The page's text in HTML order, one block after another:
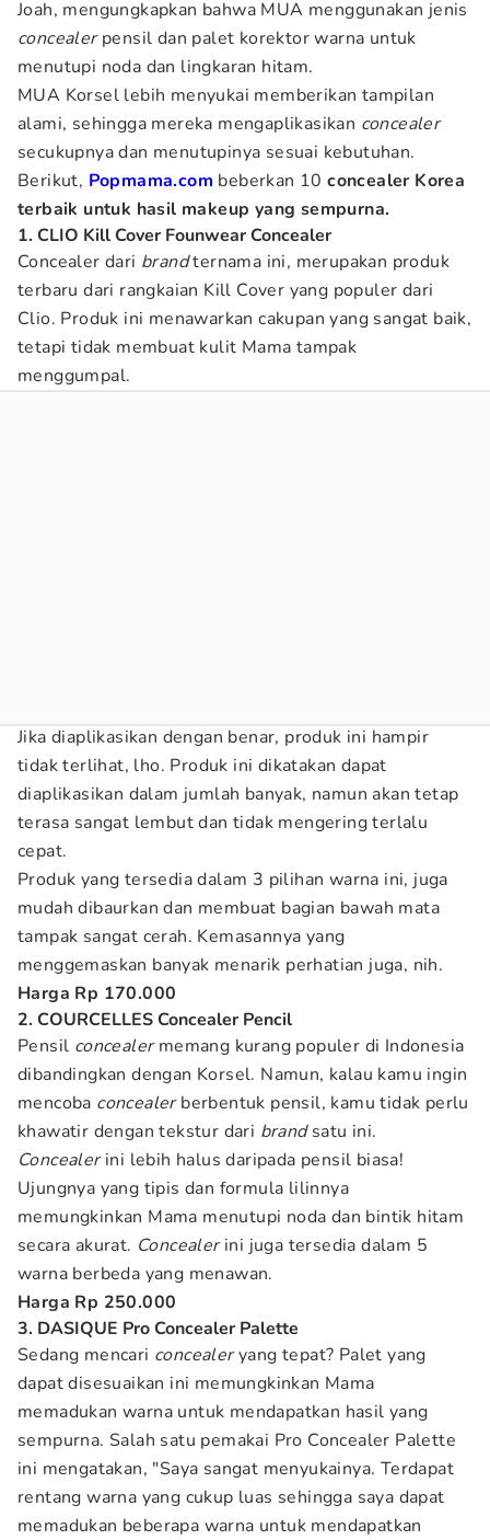
Joah, mengungkapkan bahwa MUA menggunakan jenis
concealerpensil dan palet korektor warna untuk
menutupi noda dan lingkaran hitam.
MUA Korsel lebih menyukai memberikan tampilan
alami, sehingga mereka mengaplikasikan concealer
secukupnya dan menutupinya sesuai kebutuhan.
Berikut, Popmama.com beberkan 10concealer Korea
terbaik untuk hasil makeup yang sempurna.
1. CLIO Kill Cover Founwear Concealer
Concealer dari brandternama ini, merupakan produk
terbaru dari rangkaian Kill Cover yang populer dari
Clio. Produk ini menawarkan cakupan yang sangat baik,
tetapi tidak membuat kulit Mama tampak
menggumpal.
Jika diaplikasikan dengan benar, produk ini hampir
tidak terlihat, lho. Produk ini dikatakan dapat
diaplikasikan dalam jumlah banyak, namun akan tetap
terasa sangat lembut dan tidak mengering terlalu
cepat.
Produk yang tersedia dalam 3 pilihan warna ini, juga
mudah dibaurkan dan membuat bagian bawah mata
tampak sangat cerah. Kemasannya yang
menggemaskan banyak menarik perhatian juga, nih.
Harga Rp 170.000
2. COURCELLES Concealer Pencil
Pensil concealermemang kurang populer di Indonesia
dibandingkan dengan Korsel. Namun, kalau kamu ingin
mencoba concealerberbentuk pensil, kamu tidak perlu
khawatir dengan tekstur dari brandsatu ini.
Concealerini lebih halus daripada pensil biasa!
Ujungnya yang tipis dan formula lilinnya
memungkinkan Mama menutupi noda dan bintik hitam
secara akurat. Concealerini juga tersedia dalam 5
warna berbeda yang menawan.
Harga Rp 250.000
3. DASIQUE Pro Concealer Palette
Sedang mencari concealeryang tepat? Palet yang
dapat disesuaikan ini memungkinkan Mama
memadukan warna untuk mendapatkan hasil yang
sempurna. Salah satu pemakai Pro Concealer Palette
ini mengatakan, "Saya sangat menyukainya. Terdapat
rentang warna yang cukup luas sehingga saya dapat
memadukan beberapa warna untuk mendapatkan